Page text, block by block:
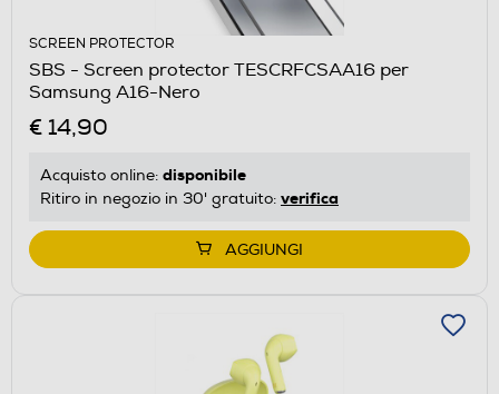
SCREEN PROTECTOR
SBS - Screen protector TESCRFCSAA16 per
Samsung A16-Nero
€ 14,90
Acquisto online: disponibile
Ritiro in negozio in 30' gratuito: verifica
AGGIUNGI